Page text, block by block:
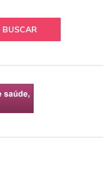
BUSCAR